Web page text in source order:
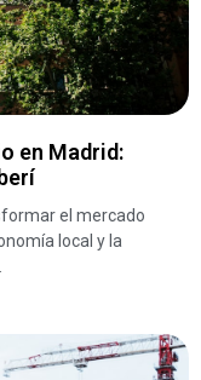
en Madrid:
el mercado
local y la